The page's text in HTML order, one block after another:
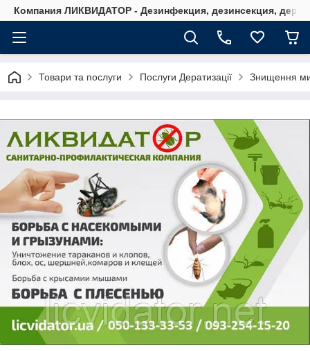
Компания ЛИКВИДАТОР - Дезинфекция, дезинсекция,
Товари та послуги Послуги Дератизації Знищення